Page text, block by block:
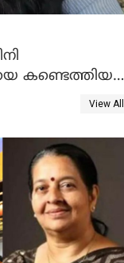
കണ്ടെത്തിയത്
നിലയിൽView All